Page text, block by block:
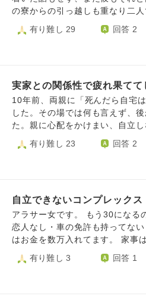
しっこを漏らしたことが知られ
「お前なんか落ちろ」と罵られ
するのが目に見えていて何をさ
し母の顔色をうかがいながら生
護をしないといけない事実も嫌
て暮らしている上に結婚して子
ん(2人とも親から離れるように
絶対に介護したくありません。 ですが感謝もしています。
でしょうか。
国家試験の試験日が近づいてお
すが どのように気持ちに整理を
の寮からの引っ越しも重なり二人
私といえば娘が嫁ぐ嬉しさと寂
をする時間もなく余計に寂しか
息子の結婚式があり息子から娘に
今年の春に赤ちゃんが産まれていた
の結婚式を機に娘との仲をやり
イングループでの会話を設定し
ていくこと ができず、また娘の
れていること。娘との仲は元に
しい人と思っていること。 など
前に娘と喧嘩をしたことが彼に
たようです。 彼のご両親にも危
言われたようです。 子供が生まれた事も知らされず、そこ
有り難し 29 回答 2
実家との関係性で疲れ果てて
10年前、両親に「死んだら自宅
した。その場では何も言えず、
た。親に心配をかけまい、自立
家を出たせいか母に「よその子
に家を出た父が住むマンション
れるよう言わず、事あるごとに
今も母が妹を世話しています。 妹の部屋とリビングは、妹
の旅行鞄などの私物であふれ返
中の母が転んだら危ないので、
にある棚に何十年も使っていな
有り難し 23 回答 2
自立できないコンプレックス
アラサー女です。 もう30になる
恋人なし・車の免許も持ってな
はお金を数万入れてます。 家事
出し、犬の散歩などもやってい
のお手伝いレベルだと思ってい
有り難し 3 回答 1